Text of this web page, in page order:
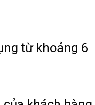
từ khoảng 6